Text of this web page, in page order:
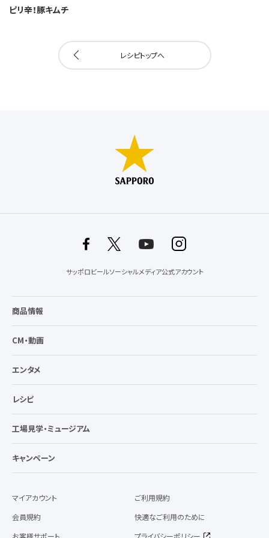
ピリ辛！豚キムチ
レシピトップへ
サッポロビールソーシャルメディア公式アカウント
商品情報
CM・動画
エンタメ
レシピ
工場見学・ミュージアム
キャンペーン
マイアカウント
会員規約
ご利用規約
快適なご利用のために